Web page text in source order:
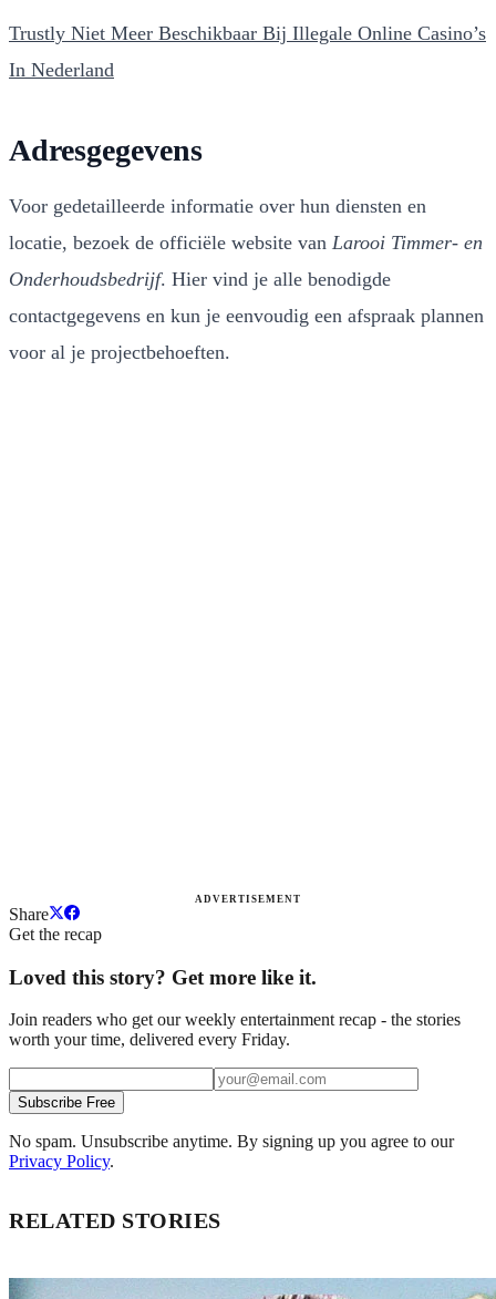
Trustly Niet Meer Beschikbaar Bij Illegale Online Casino’s
In Nederland
Adresgegevens
Voor gedetailleerde informatie over hun diensten en
locatie, bezoek de officiële website van Larooi Timmer- en
Onderhoudsbedrijf. Hier vind je alle benodigde
contactgegevens en kun je eenvoudig een afspraak plannen
voor al je projectbehoeften.
ADVERTISEMENT
Share
Get the recap
Loved this story? Get more like it.
Join readers who get our weekly entertainment recap - the stories
worth your time, delivered every Friday.
Subscribe Free
No spam. Unsubscribe anytime. By signing up you agree to our
Privacy Policy.
RELATED STORIES